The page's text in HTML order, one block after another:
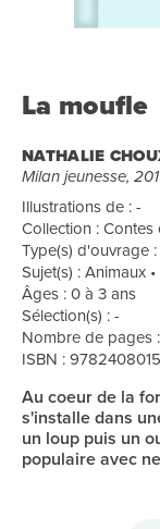
La moufle
NATHALIE
Milan jeunesse,
Illustrations de : -
Collection :
Type(s) d'ouvrage
Sujet(s) : Animaux
Âges : 0 à 3 ans
Sélection(s) : -
Nombre de pages
ISBN :
Au coeur de la
s'installe dans
un loup puis un
populaire avec